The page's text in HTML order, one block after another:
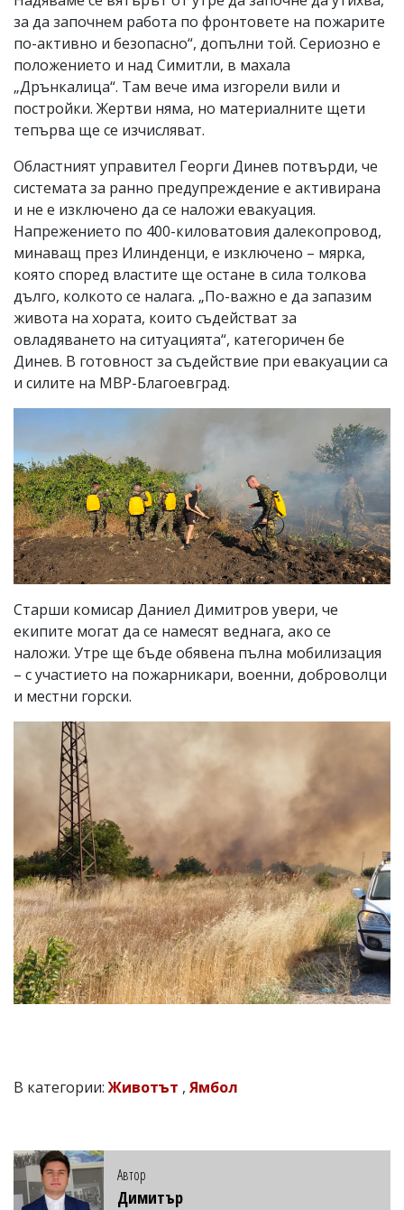
за да започнем работа по фронтовете на пожарите
по-активно и безопасно“, допълни той. Сериозно е
положението и над Симитли, в махала
„Дрънкалица“. Там вече има изгорели вили и
постройки. Жертви няма, но материалните щети
тепърва ще се изчисляват.
Областният управител Георги Динев потвърди, че
системата за ранно предупреждение е активирана
и не е изключено да се наложи евакуация.
Напрежението по 400-киловатовия далекопровод,
минаващ през Илинденци, е изключено – мярка,
която според властите ще остане в сила толкова
дълго, колкото се налага. „По-важно е да запазим
живота на хората, които съдействат за
овладяването на ситуацията“, категоричен бе
Динев. В готовност за съдействие при евакуации са
и силите на МВР-Благоевград.
Старши комисар Даниел Димитров увери, че
екипите могат да се намесят веднага, ако се
наложи. Утре ще бъде обявена пълна мобилизация
– с участието на пожарникари, военни, доброволци
и местни горски.
В категории:Животът , Ямбол
Автор
Димитър